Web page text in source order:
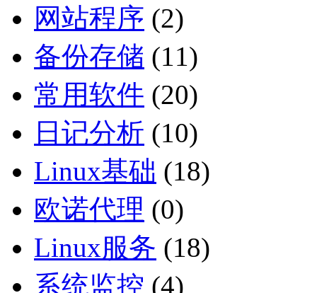
网站程序 (2)
备份存储 (11)
常用软件 (20)
日记分析 (10)
Linux基础 (18)
欧诺代理 (0)
Linux服务 (18)
系统监控 (4)